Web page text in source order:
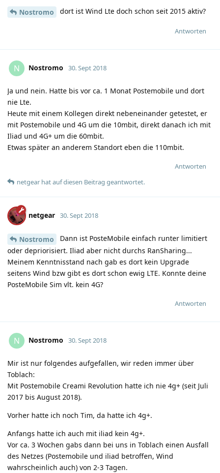
Nostromo dort ist Wind Lte doch schon seit 2015 aktiv?
Antworten
N Nostromo 30. Sept 2018
Ja und nein. Hatte bis vor ca. 1 Monat Postemobile und dort
nie Lte.
Heute mit einem Kollegen direkt nebeneinander getestet, er
mit Postemobile und 4G um die 10mbit, direkt danach ich mit
Iliad und 4G+ um die 60mbit.
Etwas später an anderem Standort eben die 110mbit.
Antworten
netgear hatauf diesen Beitrag geantwortet.
netgear 30. Sept 2018
Nostromo
Dann ist PosteMobile einfach runter limitiert
oder depriorisiert. Iliad aber nicht durchs RanSharing...
Meinem Kenntnisstand nach gab es dort kein Upgrade
seitens Wind bzw gibt es dort schon ewig LTE. Konnte deine
PosteMobile Sim vlt. kein 4G?
Antworten
N Nostromo 30. Sept 2018
Mir ist nur folgendes aufgefallen, wir reden immer über
Toblach:
Mit Postemobile Creami Revolution hatte ich nie 4g+ (seit Juli
2017 bis August 2018).
Vorher hatte ich noch Tim, da hatte ich 4g+.
Anfangs hatte ich auch mit iliad kein 4g+.
Vor ca. 3 Wochen gabs dann bei uns in Toblach einen Ausfall
des Netzes (Postemobile und iliad betroffen, Wind
wahrscheinlich auch) von 2-3 Tagen.